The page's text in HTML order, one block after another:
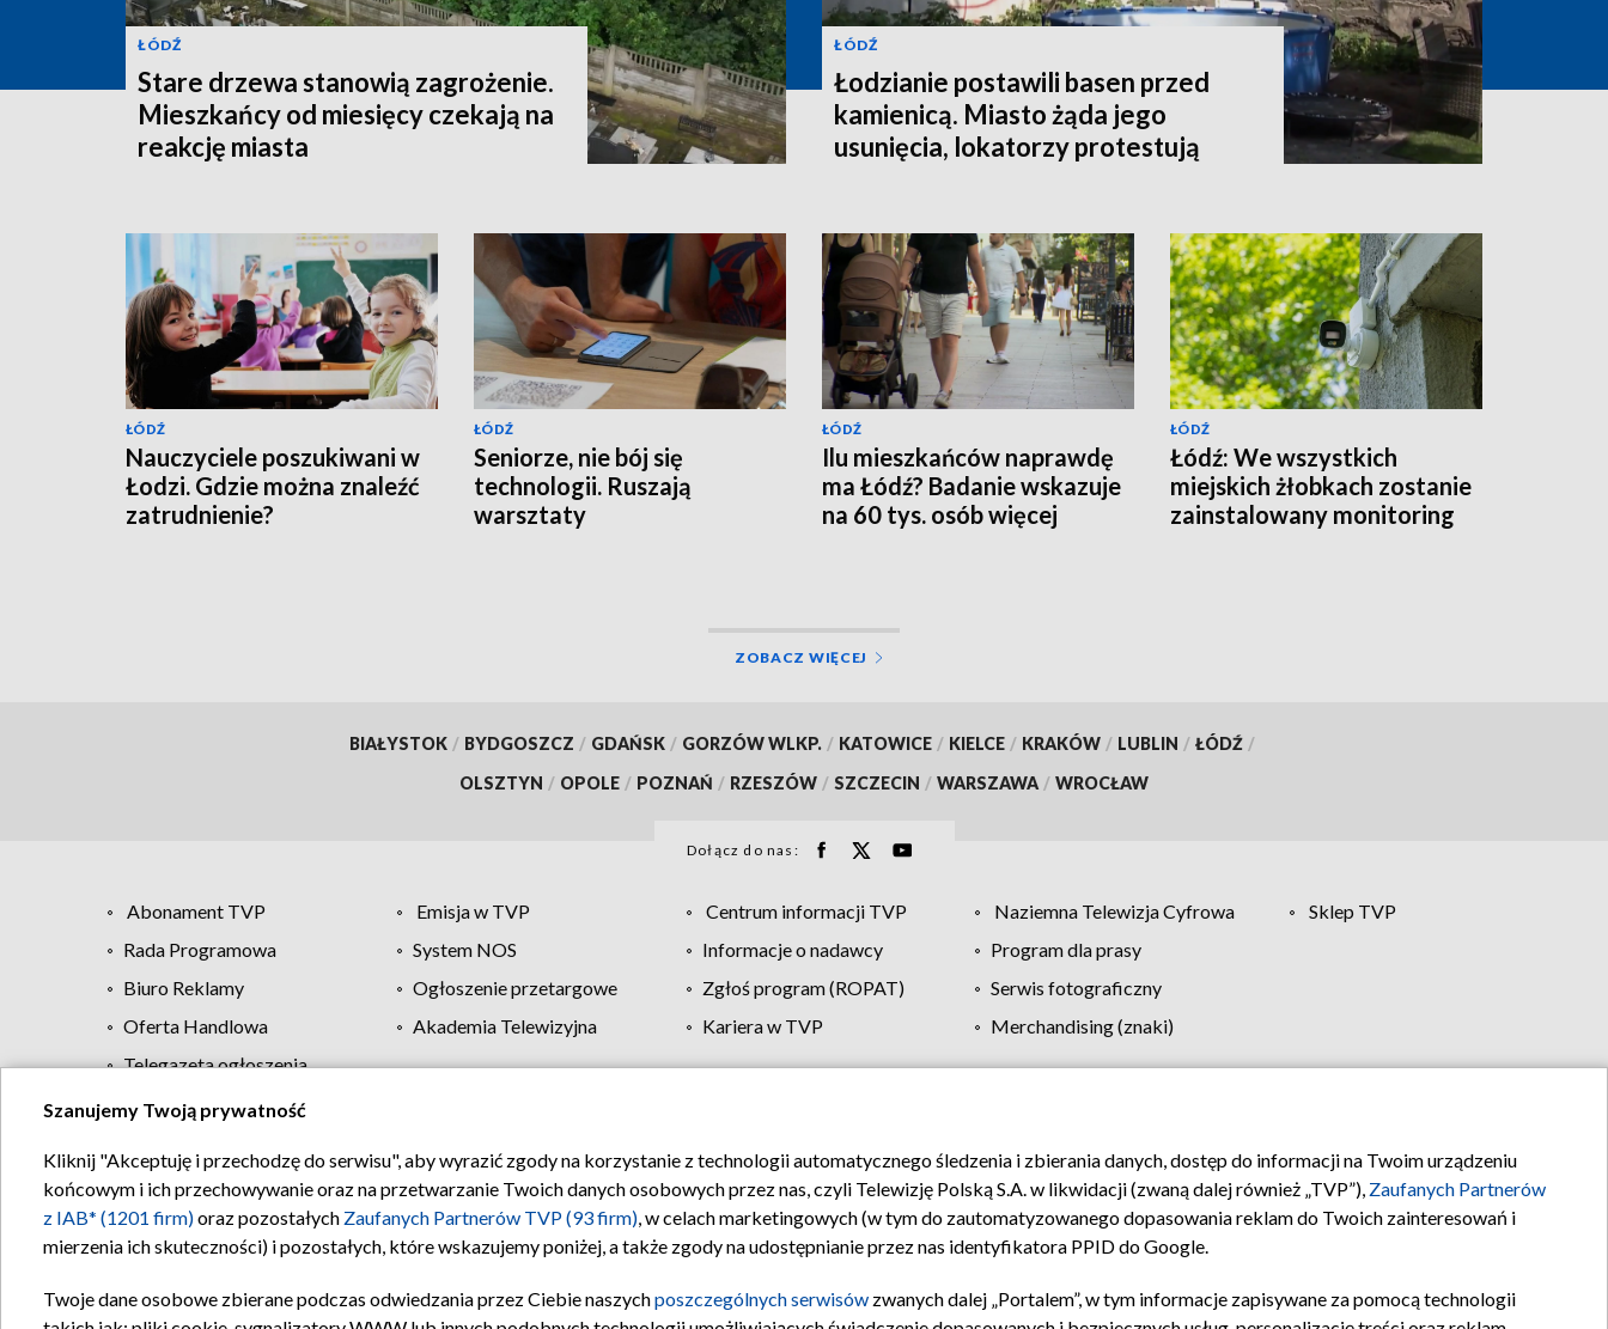
ŁÓDŹ
Stare drzewa stanowią zagrożenie.
Mieszkańcy od miesięcy czekają na
reakcję miasta
ŁÓDŹ
Łodzianie postawili basen przed
kamienicą. Miasto żąda jego
usunięcia, lokatorzy protestują
ŁÓDŹ
Nauczyciele poszukiwani w
Łodzi. Gdzie można znaleźć
zatrudnienie?
ŁÓDŹ
Seniorze, nie bój się
technologii. Ruszają
warsztaty
ŁÓDŹ
Ilu mieszkańców naprawdę
ma Łódź? Badanie wskazuje
na 60 tys. osób więcej
ŁÓDŹ
Łódź: We wszystkich
miejskich żłobkach zostanie
zainstalowany monitoring
ZOBACZ WIĘCEJ
BIAŁYSTOK / BYDGOSZCZ / GDAŃSK / GORZÓW WLKP. / KATOWICE / KIELCE / KRAKÓW / LUBLIN / ŁÓDŹ /
OLSZTYN / OPOLE / POZNAŃ / RZESZÓW / SZCZECIN / WARSZAWA / WROCŁAW
Dołącz do nas:
Abonament TVP Emisja w TVP Centrum informacji TVP Naziemna Telewizja Cyfrowa
Sklep TVP
Rada Programowa
System NOS Informacje o nadawcy
Program dla prasy
Biuro Reklamy
Ogłoszenie przetargowe Zgłoś program (ROPAT)
Serwis fotograficzny
Oferta Handlowa
Akademia Telewizyjna Kariera w TVP
Merchandising (znaki)
Telegazeta ogłoszenia
Regulamin TVP Polityka prywatności Moje zgody Pomoc Biuro reklamy Kontakt
Szanujemy Twoją prywatność
Kliknij "Akceptuję i przechodzę do serwisu", aby wyrazić zgody na korzystanie z technologii automatycznego śledzenia i zbierania danych, dostęp do informacji na Twoim urządzeniu
końcowym i ich przechowywanie oraz na przetwarzanie Twoich danych osobowych przez nas, czyli Telewizję Polską S.A. w likwidacji (zwaną dalej również „TVP”), Zaufanych Partnerów
z IAB* (1201 firm)oraz pozostałych Zaufanych Partnerów TVP (93 firm), w celach marketingowych (w tym do zautomatyzowanego dopasowania reklam do Twoich zainteresowań i
mierzenia ich skuteczności) i pozostałych, które wskazujemy poniżej, a także zgody na udostępnianie przez nas identyfikatora PPID do Google.
Twoje dane osobowe zbierane podczas odwiedzania przez Ciebie naszychposzczególnych serwisów zwanych dalej „Portalem”, w tym informacje zapisywane za pomocą technologii